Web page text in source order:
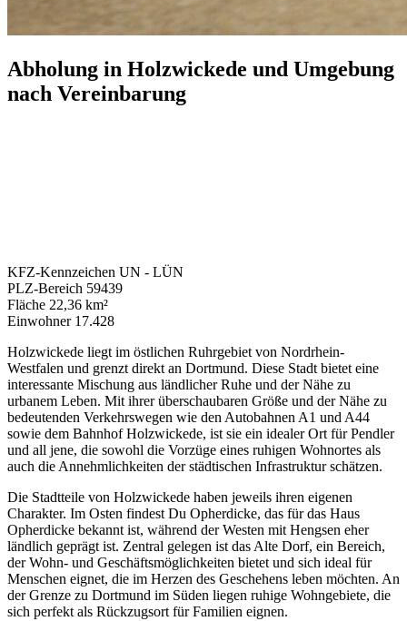
Abholung in Holzwickede und Umgebung
nach Vereinbarung
KFZ-Kennzeichen UN - LÜN
PLZ-Bereich 59439
Fläche 22,36 km²
Einwohner 17.428
Holzwickede liegt im östlichen Ruhrgebiet von Nordrhein-
Westfalen und grenzt direkt an Dortmund. Diese Stadt bietet eine
interessante Mischung aus ländlicher Ruhe und der Nähe zu
urbanem Leben. Mit ihrer überschaubaren Größe und der Nähe zu
bedeutenden Verkehrswegen wie den Autobahnen A1 und A44
sowie dem Bahnhof Holzwickede, ist sie ein idealer Ort für Pendler
und all jene, die sowohl die Vorzüge eines ruhigen Wohnortes als
auch die Annehmlichkeiten der städtischen Infrastruktur schätzen.
Die Stadtteile von Holzwickede haben jeweils ihren eigenen
Charakter. Im Osten findest Du Opherdicke, das für das Haus
Opherdicke bekannt ist, während der Westen mit Hengsen eher
ländlich geprägt ist. Zentral gelegen ist das Alte Dorf, ein Bereich,
der Wohn- und Geschäftsmöglichkeiten bietet und sich ideal für
Menschen eignet, die im Herzen des Geschehens leben möchten. An
der Grenze zu Dortmund im Süden liegen ruhige Wohngebiete, die
sich perfekt als Rückzugsort für Familien eignen.